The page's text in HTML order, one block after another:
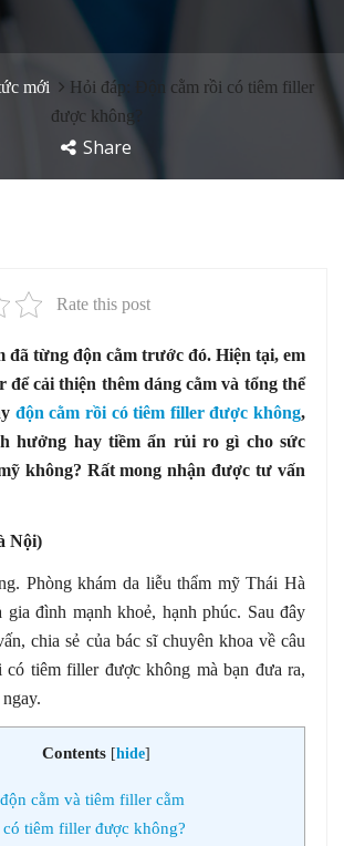
mới
Hỏi đáp: Độn cằm rồi có tiêm filler
được không?
Share
Rate this post
đã từng độn cằm trước đó. Hiện tại, em
để cải thiện thêm dáng cằm và tổng thể
độn cằm rồi có tiêm filler được không,
hưởng hay tiềm ẩn rủi ro gì cho sức
không? Rất mong nhận được tư vấn
Nội)
Phòng khám da liễu thẩm mỹ Thái Hà
gia đình mạnh khoẻ, hạnh phúc. Sau đây
chia sẻ của bác sĩ chuyên khoa về câu
có tiêm filler được không mà bạn đưa ra,
Contents [hide]
cằm và tiêm filler cằm
tiêm filler được không?